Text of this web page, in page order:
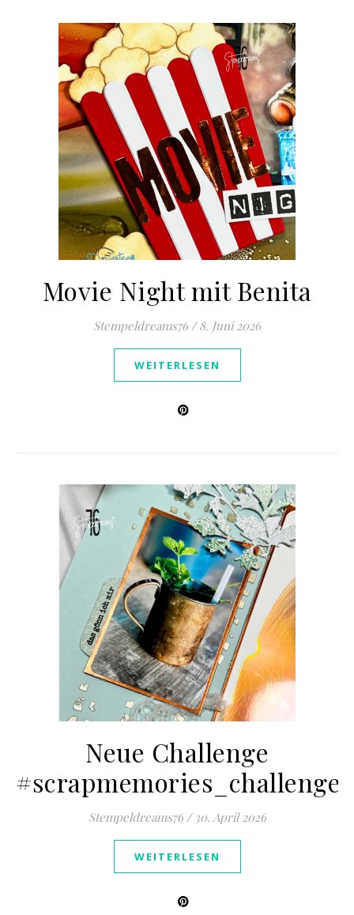
Movie Night mit Benita
Stempeldreams76 / 8. Juni 2026
WEITERLESEN
Neue Challenge
#scrapmemories_challenge
Stempeldreams76 / 30. April 2026
WEITERLESEN